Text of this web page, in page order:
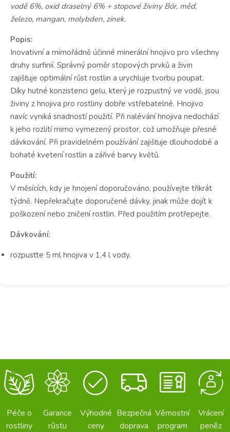
vodě 6%, oxid draselný 6% + stopové živiny Bór, měď,
železo, mangan, molybden, zinek.
Popis:
Inovativní a mimořádně účinné minerální hnojivo pro všechny
druhy surfinií. Správný poměr stopových prvků a živin
zajišťuje optimální růst rostlin a urychluje tvorbu poupat.
Díky hutné konzistenci gelu, který je rozpustný ve vodě, jsou
živiny z hnojiva pro rostliny dobře vstřebatelné. Hnojivo
navíc vyniká snadností použití. Při nalévání hnojiva nedochází
k jeho rozlití mimo vymezený prostor, což umožňuje přesné
dávkování. Při pravidelném používání zajišťuje dlouhodobé a
bohaté kvetení rostlin a zářivé barvy květů.
Použití:
V měsících, kdy je hnojení doporučováno, používejte třikrát
týdně. Nepřekračujte doporučené dávky, jinak může dojít k
poškození nebo zničení rostlin. Před použitím protřepejte.
Dávkování:
rozpusťte 5 ml hnojiva v 1,4 l vody.
Péče o
rostliny
Garance
růstu
Výhodné
ceny
Bezpečná
doprava
Věrnostní
program
Vrácení
peněz